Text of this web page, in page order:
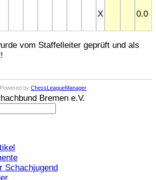
X 0.0
vom Staffelleiter geprüft und als
Powered by ChessLeagueManager
Bremen e.V.
Schachjugend